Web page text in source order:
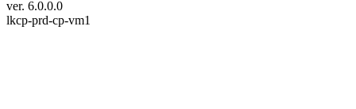
ver. 6.0.0.0
lkcp-prd-cp-vm1